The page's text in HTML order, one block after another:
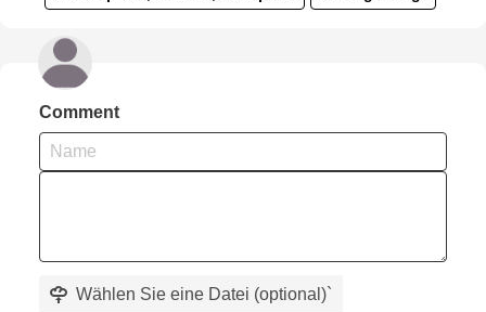
Comment
Wählen Sie eine Datei (optional)`